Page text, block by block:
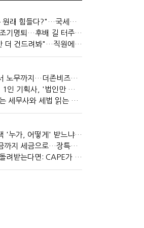
"본청은 원래 힘들다?"…국세청 직원들이 떠나는 이유
국세청 조기명퇴…후배 길 터주기? 선배 밀어내기?
"한 번만 더 건드려봐"…직원에 폭발한 관세청장, 왜?
세법에서 노무까지…더존비즈온 AI 목표는 '전문가의 시간'
"연예인 1인 기획사, '법인만 세우면 절세' 시대 끝났다"
사람 읽는 세무사와 세법 읽는 회계사가 만나면?
상속주택 '누가, 어떻게' 받느냐에 따라 세금이 달라진다
노후자금까지 세금으로…장특공제 폐지가 부를 조세의 역설
관세를 돌려받는다면: CAPE가 바꾼 기업의 현금흐름